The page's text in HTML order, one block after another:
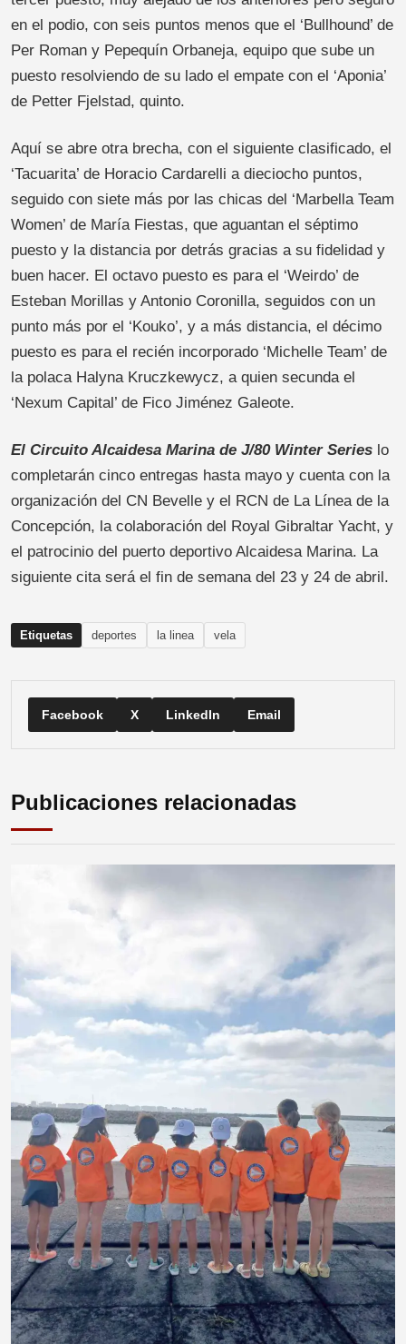
en el podio, con seis puntos menos que el ‘Bullhound’ de
Per Roman y Pepequín Orbaneja, equipo que sube un
puesto resolviendo de su lado el empate con el ‘Aponia’
de Petter Fjelstad, quinto.
Aquí se abre otra brecha, con el siguiente clasificado, el
‘Tacuarita’ de Horacio Cardarelli a dieciocho puntos,
seguido con siete más por las chicas del ‘Marbella Team
Women’ de María Fiestas, que aguantan el séptimo
puesto y la distancia por detrás gracias a su fidelidad y
buen hacer. El octavo puesto es para el ‘Weirdo’ de
Esteban Morillas y Antonio Coronilla, seguidos con un
punto más por el ‘Kouko’, y a más distancia, el décimo
puesto es para el recién incorporado ‘Michelle Team’ de
la polaca Halyna Kruczkewycz, a quien secunda el
‘Nexum Capital’ de Fico Jiménez Galeote.
El Circuito Alcaidesa Marina de J/80 Winter Series lo
completarán cinco entregas hasta mayo y cuenta con la
organización del CN Bevelle y el RCN de La Línea de la
Concepción, la colaboración del Royal Gibraltar Yacht, y
el patrocinio del puerto deportivo Alcaidesa Marina. La
siguiente cita será el fin de semana del 23 y 24 de abril.
Etiquetas deportes la linea vela
Facebook X LinkedIn Email
Publicaciones relacionadas